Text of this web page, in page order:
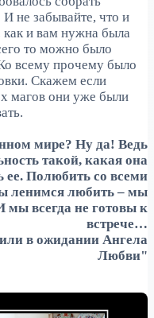
не забывайте, что и
как и вам нужна была
то можно было
всему прочему было
Скажем если
магов они уже были
мире? Ну да! Ведь
такой, какая она
ее. Полюбить со всеми
ленимся любить – мы
всегда не готовы к
встрече…
в ожидании Ангела
Любви"